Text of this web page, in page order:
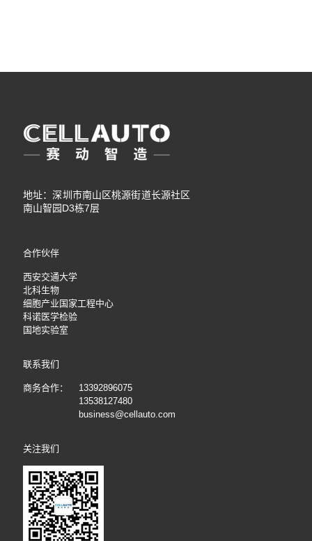
地址：深圳市南山区桃源街道长源社区
南山智园D3栋7层
合作伙伴
西安交通大学
北科生物
细胞产业国家工程中心
科诺医学检验
国地实验室
联系我们
商务合作：
13392896075
13538127480
business@cellauto.com
关注我们